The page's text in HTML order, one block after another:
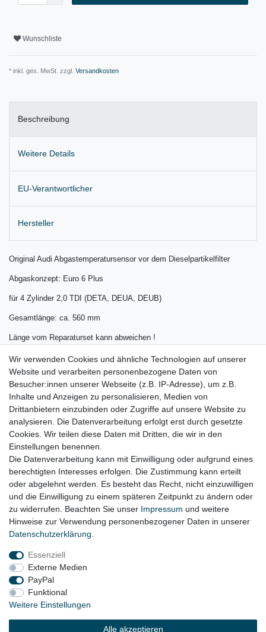
Wunschliste
* inkl. ges. MwSt. zzgl. Versandkosten
Beschreibung
Weitere Details
EU-Verantwortlicher
Hersteller
Original Audi Abgastemperatursensor vor dem Dieselpartikelfilter
Abgaskonzept: Euro 6 Plus
für 4 Zylinder 2,0 TDI (DETA, DEUA, DEUB)
Gesamtlänge: ca. 560 mm
Länge vom Reparaturset kann abweichen !
Lieferung wie abgebildet
für:
Audi A4 B9 8W Bj. 11.2015 – 2020
Audi Q5 FY Bj. 05.2016 – 2021
Lieferzeit etwa 1 bis 3 Werktage
Wir verwenden Cookies und ähnliche Technologien auf unserer
Website und verarbeiten personenbezogene Daten von
Besucher:innen unserer Webseite (z.B. IP-Adresse), um z.B.
Inhalte und Anzeigen zu personalisieren, Medien von
Drittanbietern einzubinden oder Zugriffe auf unsere Website zu
analysieren. Die Datenverarbeitung erfolgt erst durch gesetzte
Cookies. Wir teilen diese Daten mit Dritten, die wir in den
Einstellungen benennen.
Die Datenverarbeitung kann mit Einwilligung oder aufgrund eines
berechtigten Interesses erfolgen. Die Zustimmung kann erteilt
oder abgelehnt werden. Es besteht das Recht, nicht einzuwilligen
und die Einwilligung zu einem späteren Zeitpunkt zu ändern oder
zu widerrufen. Beachten Sie unser Impressum und weitere
Hinweise zur Verwendung personenbezogener Daten in unserer
Daten­schutz­erklärung
Essenziell
Externe Medien
PayPal
Funktional
Weitere Einstellungen
Alle akzeptieren
Impressum
Widerrufs­recht
© Copyright 2026 | Alle Rechte vorbehalten.